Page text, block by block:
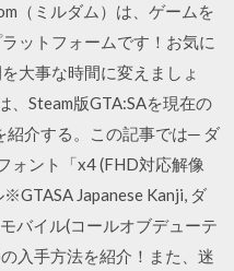
（ミルダム）は、ゲームを
ットフォームです！お気に
大事な時間に変えましょ
、Steam版GTA:SAを現在の
紹介する。この記事では─ ダ
ォント「x4 (FHD対応解像
Japanese Kanji, ダ
バイル(コールオブデューテ
入手方法を紹介！また、迷